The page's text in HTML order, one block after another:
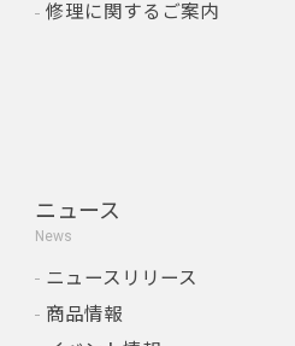
修理に関するご案内
ニュース
News
ニュースリリース
商品情報